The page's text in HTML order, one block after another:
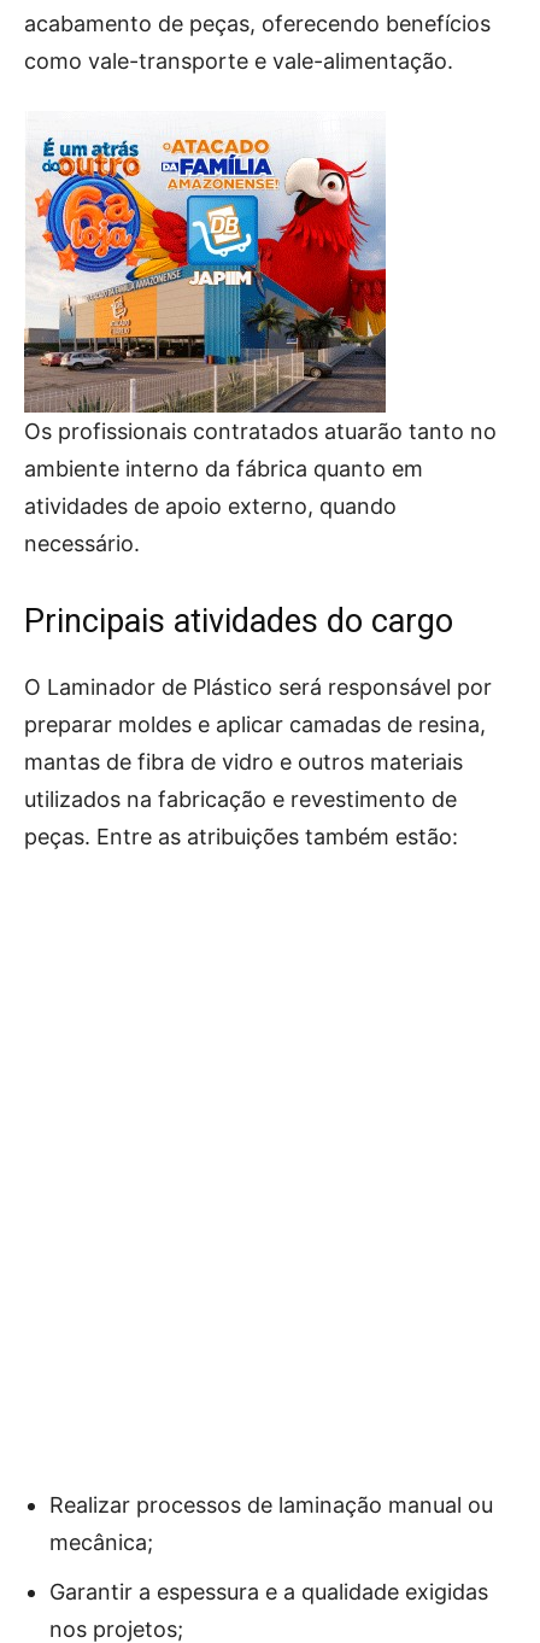
acabamento de peças, oferecendo benefícios
como vale-transporte e vale-alimentação.
Os profissionais contratados atuarão tanto no
ambiente interno da fábrica quanto em
atividades de apoio externo, quando
necessário.
Principais atividades do cargo
O Laminador de Plástico será responsável por
preparar moldes e aplicar camadas de resina,
mantas de fibra de vidro e outros materiais
utilizados na fabricação e revestimento de
peças. Entre as atribuições também estão:
Realizar processos de laminação manual ou
mecânica;
Garantir a espessura e a qualidade exigidas
nos projetos;